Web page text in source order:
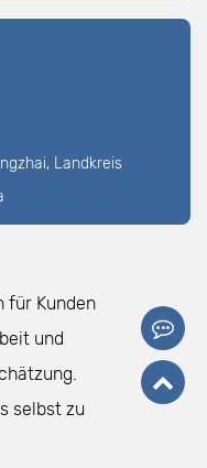
Landkreis
für Kunden
und
selbst zu